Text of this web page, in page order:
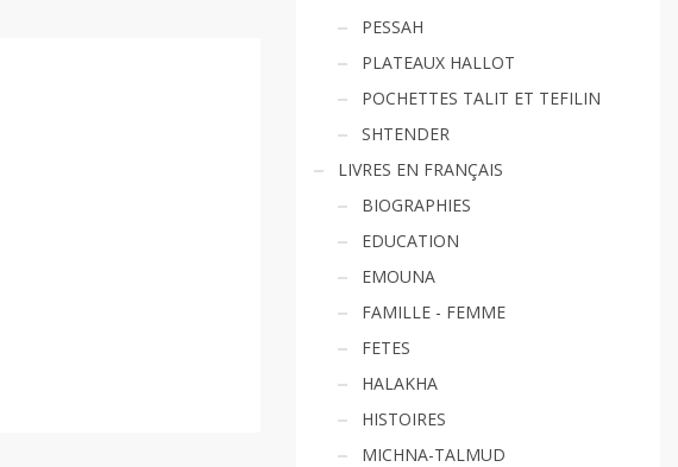
PESSAH
PLATEAUX HALLOT
POCHETTES TALIT ET TEFILIN
SHTENDER
LIVRES EN FRANÇAIS
BIOGRAPHIES
EDUCATION
EMOUNA
FAMILLE - FEMME
FETES
HALAKHA
HISTOIRES
MICHNA-TALMUD